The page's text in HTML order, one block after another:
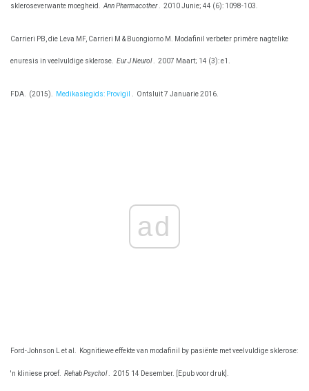
skleroseverwante moegheid. Ann Pharmacother. 2010 Junie; 44 (6): 1098-103.
Carrieri PB, die Leva MF, Carrieri M & Buongiorno M. Modafinil verbeter primêre nagtelike
enuresis in veelvuldige sklerose. Eur J Neurol. 2007 Maart; 14 (3): e1.
FDA. (2015). Medikasiegids: Provigil . Ontsluit 7 Januarie 2016.
ad
Ford-Johnson L et al. Kognitiewe effekte van modafinil by pasiënte met veelvuldige sklerose:
'n kliniese proef. Rehab Psychol. 2015 14 Desember. [Epub voor druk].